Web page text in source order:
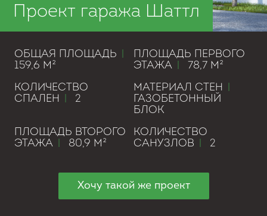
Проект гаража Шаттл
ОБЩАЯ ПЛОЩАДЬ
159,6 М²
ПЛОЩАДЬ ПЕРВОГО
ЭТАЖА
78,7 М²
КОЛИЧЕСТВО
СПАЛЕН
2
МАТЕРИАЛ СТЕН
ГАЗОБЕТОННЫЙ
БЛОК
ПЛОЩАДЬ ВТОРОГО
ЭТАЖА
80,9 М²
КОЛИЧЕСТВО
САНУЗЛОВ
2
Хочу такой же проект